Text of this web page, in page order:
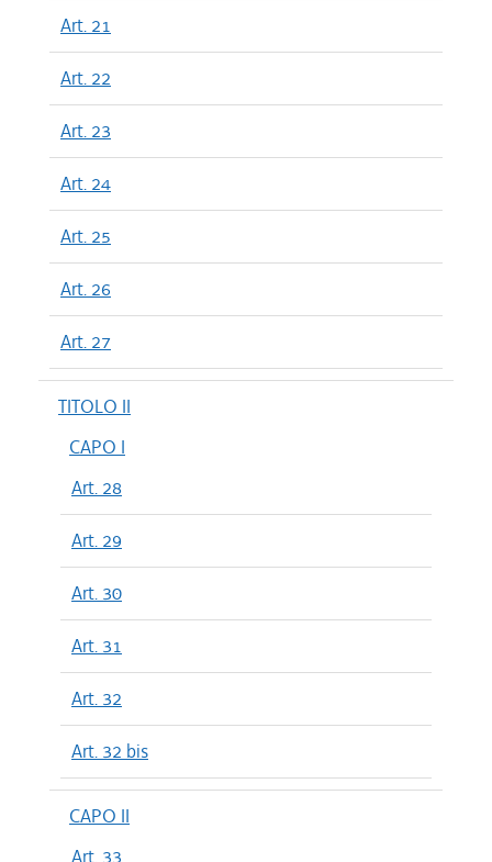
Art. 21
Art. 22
Art. 23
Art. 24
Art. 25
Art. 26
Art. 27
TITOLO II
CAPO I
Art. 28
Art. 29
Art. 30
Art. 31
Art. 32
Art. 32 bis
CAPO II
Art. 33